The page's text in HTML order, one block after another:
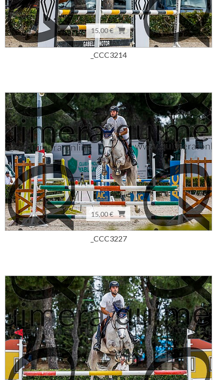
15,00 €
_CCC3214
15,00 €
_CCC3227